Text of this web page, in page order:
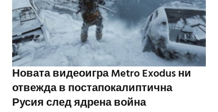
Новата видеоигра Metro Exodus ни
отвежда в постапокалиптична
Русия след ядрена война